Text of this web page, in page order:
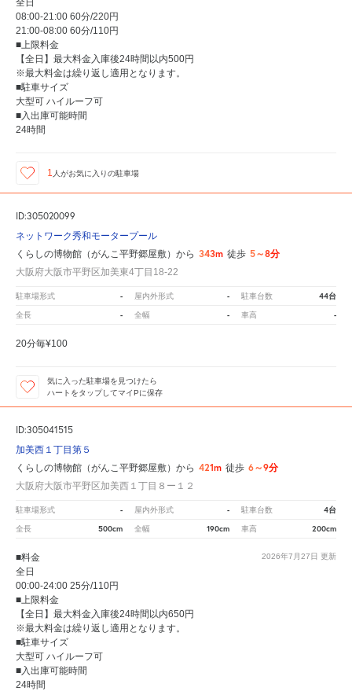
全日
08:00-21:00 60分/220円
21:00-08:00 60分/110円
■上限料金
【全日】最大料金入庫後24時間以内500円
※最大料金は繰り返し適用となります。
■駐車サイズ
大型可 ハイルーフ可
■入出庫可能時間
24時間
1 人がお気に入りの駐車場
ID:305020099
ネットワーク秀和モータープール
くらしの博物館（がんこ平野郷屋敷）から 343m 徒歩 5～8分
大阪府大阪市平野区加美東4丁目18-22
駐車場形式 - 屋内外形式 - 駐車台数 44台
全長 - 全幅 - 車高 -
20分毎¥100
気に入った駐車場を見つけたら
ハートをタップしてマイPに保存
ID:305041515
加美西１丁目第５
くらしの博物館（がんこ平野郷屋敷）から 421m 徒歩 6～9分
大阪府大阪市平野区加美西１丁目８ー１２
駐車場形式 - 屋内外形式 - 駐車台数 4台
全長 500cm 全幅 190cm 車高 200cm
2026年7月27日 更新
■料金
全日
00:00-24:00 25分/110円
■上限料金
【全日】最大料金入庫後24時間以内650円
※最大料金は繰り返し適用となります。
■駐車サイズ
大型可 ハイルーフ可
■入出庫可能時間
24時間